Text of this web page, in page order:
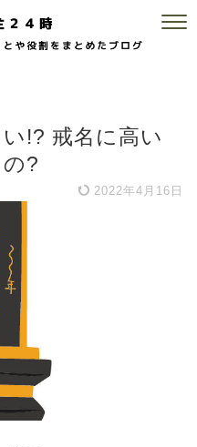
!? 戒名に高い
?
2022年4月16日